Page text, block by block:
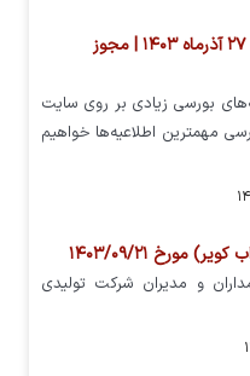
اطلاعیه‌های مهم کدال امروز سه شنبه ۲۷ آذرماه ۱۴۰۳ | مجوز
۲۷ آذرماه ۱۴۰۳ اطلاعیه‌های بورسی زیادی بر روی سایت
مهمترین اطلاعیه‌ها خواهیم
۱۴۰۳/۰۹/۲۱
و مدیران شرکت تولیدی